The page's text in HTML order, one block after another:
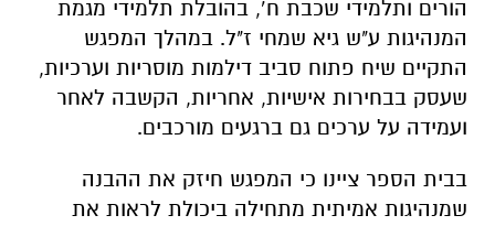
הורים ותלמידי שכבת ח’, בהובלת תלמידי מגמת
המנהיגות ע"ש גיא שמחי ז"ל. במהלך המפגש
התקיים שיח פתוח סביב דילמות מוסריות וערכיות,
שעסק בבחירות אישיות, אחריות, הקשבה לאחר
ועמידה על ערכים גם ברגעים מורכבים.
בבית הספר ציינו כי המפגש חיזק את ההבנה
שמנהיגות אמיתית מתחילה ביכולת לראות את